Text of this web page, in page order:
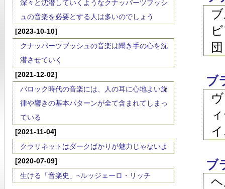
深々と沈潜していくようなクナッパーツブッシ
ュの音楽を必要とする人は多いのでしょう
[2023-10-10]
クナッパーツブッシュの音楽は聞き手の心を沈
潜させていく
[2021-12-02]
バロック時代の音楽には、人の耳に心地よい旋
律や響きの基本パターンが全て含まれてしまっ
ている
[2021-11-04]
クラリネットはダークばかりが魅力じゃないよ
[2020-07-09]
生ける「音楽史」~ルッジェーロ・リッチ
ブ
ブ